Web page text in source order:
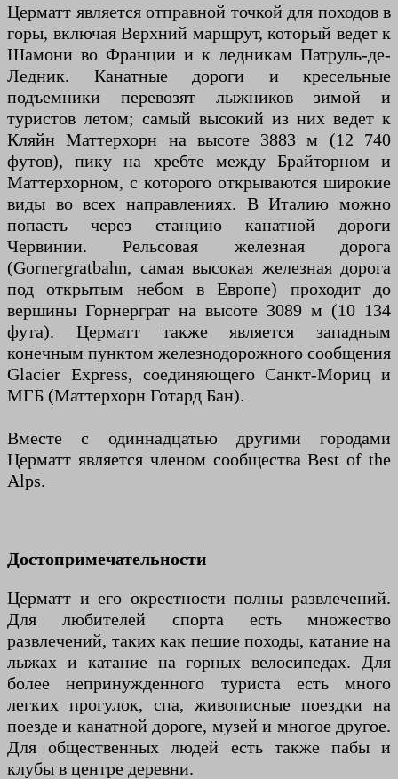
Церматт является отправной точкой для походов в
горы, включая Верхний маршрут, который ведет к
Шамони во Франции и к ледникам Патруль-де-
Ледник. Канатные дороги и кресельные
подъемники перевозят лыжников зимой и
туристов летом; самый высокий из них ведет к
Кляйн Маттерхорн на высоте 3883 м (12 740
футов), пику на хребте между Брайторном и
Маттерхорном, с которого открываются широкие
виды во всех направлениях. В Италию можно
попасть через станцию ​​канатной дороги
Червинии. Рельсовая железная дорога
(Gornergratbahn, самая высокая железная дорога
под открытым небом в Европе) проходит до
вершины Горнерграт на высоте 3089 м (10 134
фута). Церматт также является западным
конечным пунктом железнодорожного сообщения
Glacier Express, соединяющего Санкт-Мориц и
МГБ (Маттерхорн Готард Бан).
Вместе с одиннадцатью другими городами
Церматт является членом сообщества Best of the
Alps.
Достопримечательности
Церматт и его окрестности полны развлечений.
Для любителей спорта есть множество
развлечений, таких как пешие походы, катание на
лыжах и катание на горных велосипедах. Для
более непринужденного туриста есть много
легких прогулок, спа, живописные поездки на
поезде и канатной дороге, музей и многое другое.
Для общественных людей есть также пабы и
клубы в центре деревни.